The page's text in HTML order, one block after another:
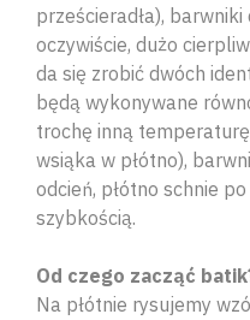
prześcieradła),
oczywiście, dużo
da się zrobić dwóch
będą wykonywane
trochę inną
wsiąka w płótno),
odcień, płótno schnie
szybkością.
Od czego zacząć
Na płótnie rysujemy